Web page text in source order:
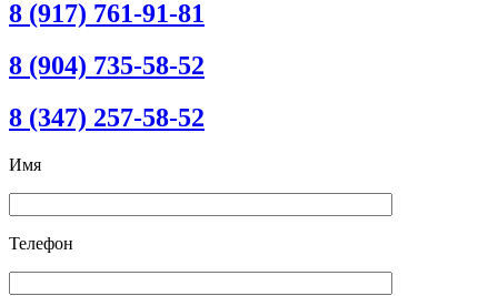
8 (917) 761-91-81
8 (904) 735-58-52
8 (347) 257-58-52
Имя
Телефон